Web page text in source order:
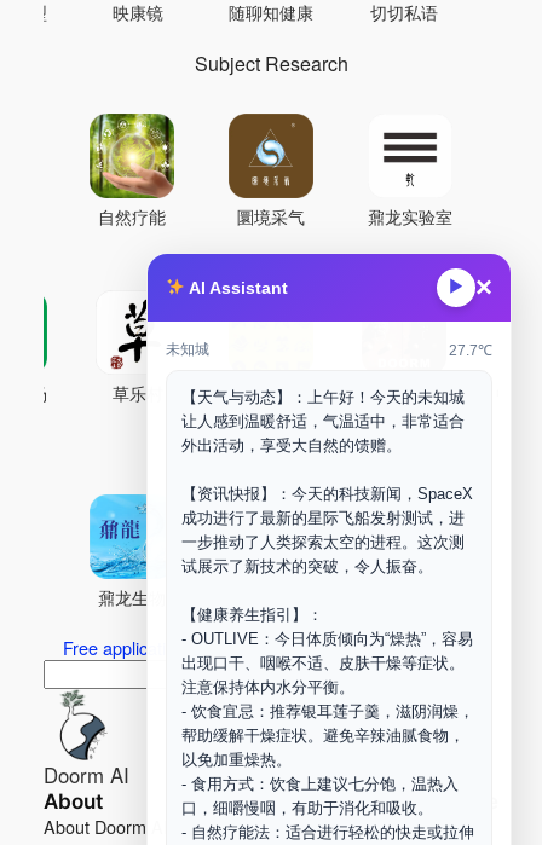
AI Assistant ▶ ×
未知城 27.7℃
【天气与动态】：上午好！今天的未知城
让人感到温暖舒适，气温适中，非常适合
外出活动，享受大自然的馈赠。
【资讯快报】：今天的科技新闻，SpaceX
成功进行了最新的星际飞船发射测试，进
一步推动了人类探索太空的进程。这次测
试展示了新技术的突破，令人振奋。
【健康养生指引】：
- OUTLIVE：今日体质倾向为“燥热”，容易
出现口干、咽喉不适、皮肤干燥等症状。
注意保持体内水分平衡。
- 饮食宜忌：推荐银耳莲子羹，滋阴润燥，
帮助缓解干燥症状。避免辛辣油腻食物，
以免加重燥热。
- 食用方式：饮食上建议七分饱，温热入
口，细嚼慢咽，有助于消化和吸收。
- 自然疗能法：适合进行轻松的快走或拉伸
模型 映康镜 随聊知健康 切切私语
Subject Research
自然疗能 圜境采气 鼐龙实验室
药场 草乐村 中药剂合成 DOORM
Maker Space
鼐龙生物
Free application for “Healing Association Membership”
索
Search
Doorm AI
About
About Doorm AI
Learn more
Privacy